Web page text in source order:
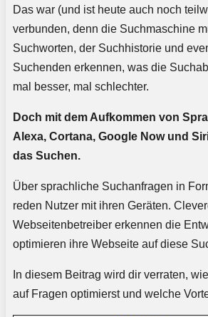
Das war (und ist heute auch noch
verbunden, denn die Suchmaschine
Suchworten, der Suchhistorie und
Suchenden erkennen, was die
mal besser, mal schlechter.
Doch mit dem Aufkommen von
Alexa, Cortana, Google Now und
das Suchen.
Über sprachliche Suchanfragen in
reden Nutzer mit ihren Geräten.
Webseitenbetreiber erkennen die
optimieren ihre Webseite auf diese
In diesem Beitrag wird dir verraten,
auf Fragen optimierst und welche